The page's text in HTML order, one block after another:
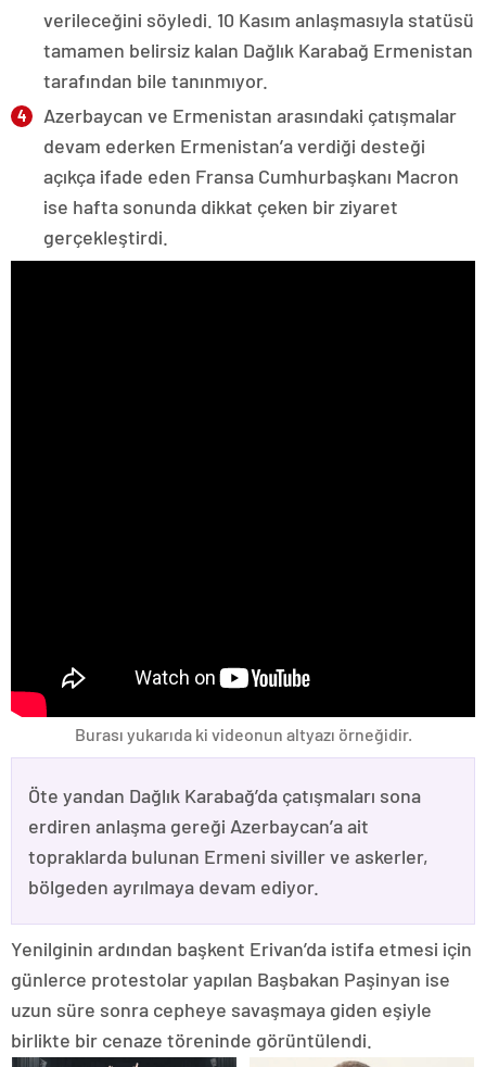
verileceğini söyledi. 10 Kasım anlaşmasıyla statüsü
tamamen belirsiz kalan Dağlık Karabağ Ermenistan
tarafından bile tanınmıyor.
Azerbaycan ve Ermenistan arasındaki çatışmalar
devam ederken Ermenistan’a verdiği desteği
açıkça ifade eden Fransa Cumhurbaşkanı Macron
ise hafta sonunda dikkat çeken bir ziyaret
gerçekleştirdi.
Burası yukarıda ki videonun altyazı örneğidir.
Öte yandan Dağlık Karabağ’da çatışmaları sona
erdiren anlaşma gereği Azerbaycan’a ait
topraklarda bulunan Ermeni siviller ve askerler,
bölgeden ayrılmaya devam ediyor.
Yenilginin ardından başkent Erivan’da istifa etmesi için
günlerce protestolar yapılan Başbakan Paşinyan ise
uzun süre sonra cepheye savaşmaya giden eşiyle
birlikte bir cenaze töreninde görüntülendi.